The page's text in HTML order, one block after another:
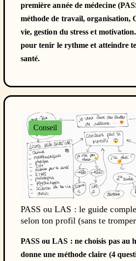
première année de médecine
méthode de travail, organisation,
vie, gestion du stress et
pour tenir le rythme et atteindre
santé.
Conseil
PASS ou LAS : le guide
selon ton profil (sans te
PASS ou LAS : ne choisis pas au
donne une méthode claire (4